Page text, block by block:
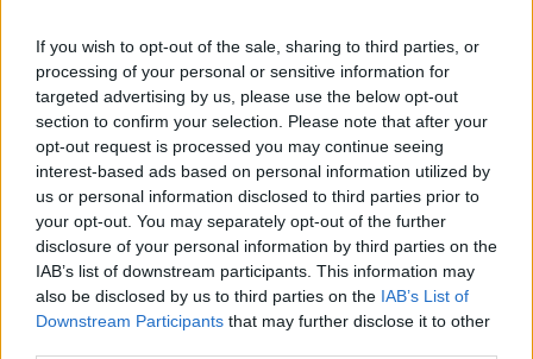
If you wish to opt-out of the sale, sharing to third parties, or
processing of your personal or sensitive information for
targeted advertising by us, please use the below opt-out
section to confirm your selection. Please note that after your
opt-out request is processed you may continue seeing
interest-based ads based on personal information utilized by
us or personal information disclosed to third parties prior to
your opt-out. You may separately opt-out of the further
disclosure of your personal information by third parties on the
IAB’s list of downstream participants. This information may
also be disclosed by us to third parties on the IAB’s List of
Downstream Participants that may further disclose it to other